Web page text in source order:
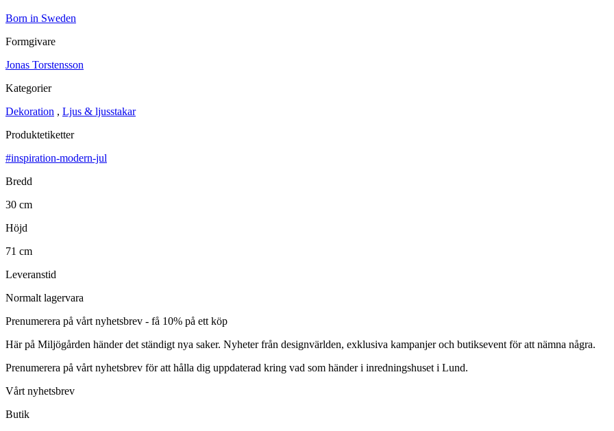
Born in Sweden
Formgivare
Jonas Torstensson
Kategorier
Dekoration , Ljus & ljusstakar
Produktetiketter
#inspiration-modern-jul
Bredd
30 cm
Höjd
71 cm
Leveranstid
Normalt lagervara
Prenumerera på vårt nyhetsbrev - få 10% på ett köp
Här på Miljögården händer det ständigt nya saker. Nyheter från designvärlden, exklusiva kampanjer och butiksevent för att nämna några.
Prenumerera på vårt nyhetsbrev för att hålla dig uppdaterad kring vad som händer i inredningshuset i Lund.
Vårt nyhetsbrev
Butik